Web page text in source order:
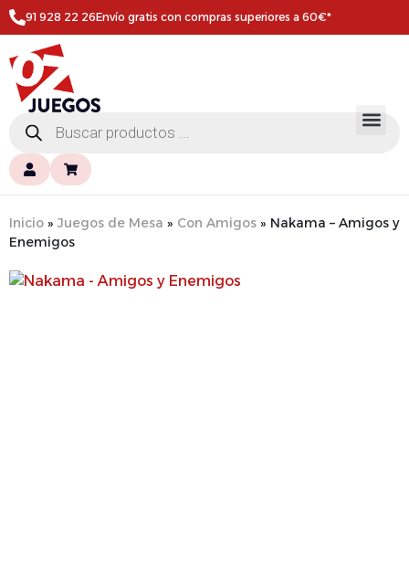
91 928 22 26Envío gratis con compras superiores a 60€*
Inicio » Juegos de Mesa » Con Amigos » Nakama – Amigos y
Enemigos